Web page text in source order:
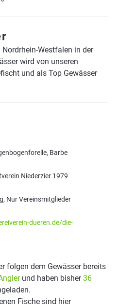
Westfalen in der
wird von unseren
und als Top Gewässer
Barbe
Niederzier 1979
Nur Vereinsmitglieder
dueren.de/die-
folgen dem Gewässer bereits
und haben bisher36
Fische sind hier